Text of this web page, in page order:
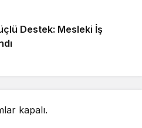
Destek: Mesleki İş
kapalı.